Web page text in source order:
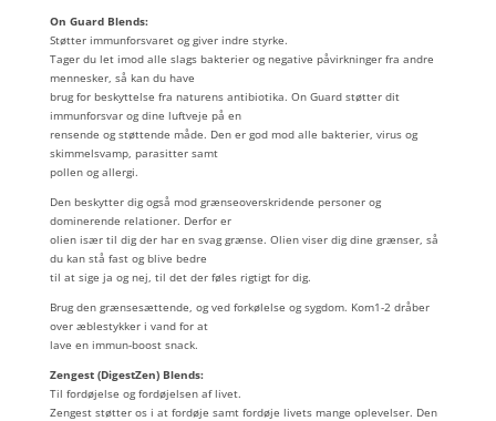
On Guard Blends:
Støtter immunforsvaret og giver indre styrke.
Tager du let imod alle slags bakterier og negative påvirkninger fra andre
mennesker, så kan du have
brug for beskyttelse fra naturens antibiotika. On Guard støtter dit
immunforsvar og dine luftveje på en
rensende og støttende måde. Den er god mod alle bakterier, virus og
skimmelsvamp, parasitter samt
pollen og allergi.
Den beskytter dig også mod grænseoverskridende personer og
dominerende relationer. Derfor er
olien især til dig der har en svag grænse. Olien viser dig dine grænser, så
du kan stå fast og blive bedre
til at sige ja og nej, til det der føles rigtigt for dig.
Brug den grænsesættende, og ved forkølelse og sygdom. Kom1-2 dråber
over æblestykker i vand for at
lave en immun-boost snack.
Zengest (DigestZen) Blends:
Til fordøjelse og fordøjelsen af livet.
Zengest støtter os i at fordøje samt fordøje livets mange oplevelser. Den